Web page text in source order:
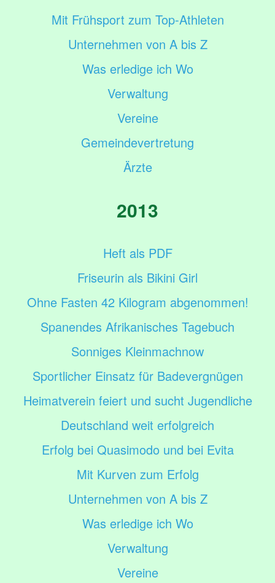
Mit Frühsport zum Top-Athleten
Unternehmen von A bis Z
Was erledige ich Wo
Verwaltung
Vereine
Gemeindevertretung
Ärzte
2013
Heft als PDF
Friseurin als Bikini Girl
Ohne Fasten 42 Kilogram abgenommen!
Spanendes Afrikanisches Tagebuch
Sonniges Kleinmachnow
Sportlicher Einsatz für Badevergnügen
Heimatverein feiert und sucht Jugendliche
Deutschland weit erfolgreich
Erfolg bei Quasimodo und bei Evita
Mit Kurven zum Erfolg
Unternehmen von A bis Z
Was erledige ich Wo
Verwaltung
Vereine